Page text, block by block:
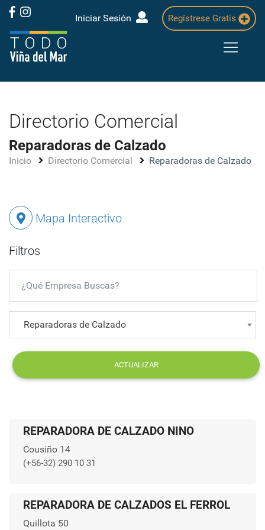
Iniciar Sesión Regístrese Gratis
Directorio Comercial
Reparadoras de Calzado
Inicio Directorio Comercial Reparadoras de Calzado
Mapa Interactivo
Filtros
Reparadoras de Calzado
ACTUALIZAR
REPARADORA DE CALZADO NINO
Cousiño 14
(+56-32) 290 10 31
REPARADORA DE CALZADOS EL FERROL
Quillota 50